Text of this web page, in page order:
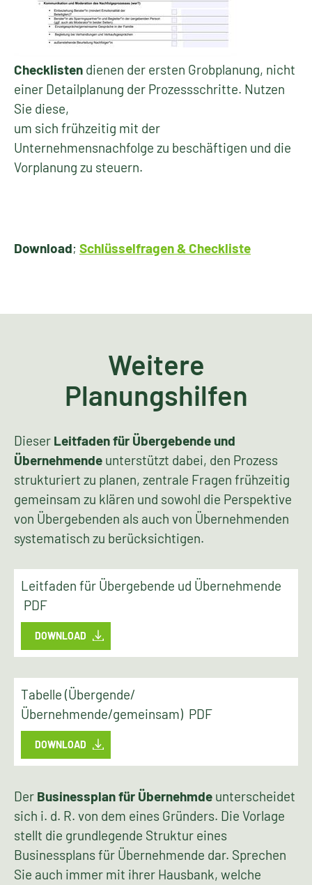
Checklisten dienen der ersten Grobplanung, nicht
einer Detailplanung der Prozessschritte. Nutzen
Sie diese,
um sich frühzeitig mit der
Unternehmensnachfolge zu beschäftigen und die
Vorplanung zu steuern.
Download; Schlüsselfragen & Checkliste
Weitere
Planungshilfen
Dieser Leitfaden für Übergebende und
Übernehmende unterstützt dabei, den Prozess
strukturiert zu planen, zentrale Fragen frühzeitig
gemeinsam zu klären und sowohl die Perspektive
von Übergebenden als auch von Übernehmenden
systematisch zu berücksichtigen.
Leitfaden für Übergebende ud Übernehmende
PDF
DOWNLOAD
Tabelle (Übergende/
Übernehmende/gemeinsam) PDF
DOWNLOAD
Der Businessplan für Übernehmde unterscheidet
sich i. d. R. von dem eines Gründers. Die Vorlage
stellt die grundlegende Struktur eines
Businessplans für Übernehmende dar. Sprechen
Sie auch immer mit ihrer Hausbank, welche